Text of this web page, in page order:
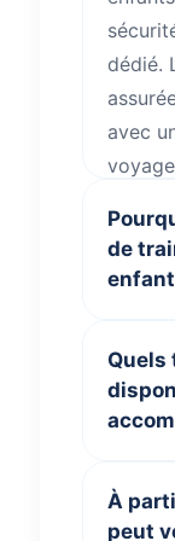
dédié.
avec
votre
de
pour
train
Quels
lignes
À
peut